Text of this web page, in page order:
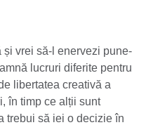
și vrei să-l enervezi pune-
lucruri diferite pentru
libertatea creativă a
în timp ce alții sunt
trebui să iei o decizie în